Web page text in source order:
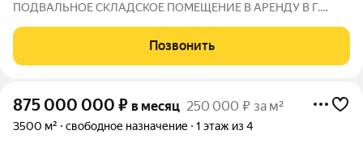
ПОДВАЛЬНОЕ СКЛАДСКОЕ ПОМЕЩЕНИЕ В АРЕНДУ В Г.
35.000 р. В МЕСЯЦ! Характеристики объекта:Общая площадь
21 кв.м; Высота потолков - 2.50 м; Располагается на цокольном
Позвонить
875 000 000 ₽ в месяц 250 000 ₽ за м²
3500 м² свободное назначение 1 этаж из 4